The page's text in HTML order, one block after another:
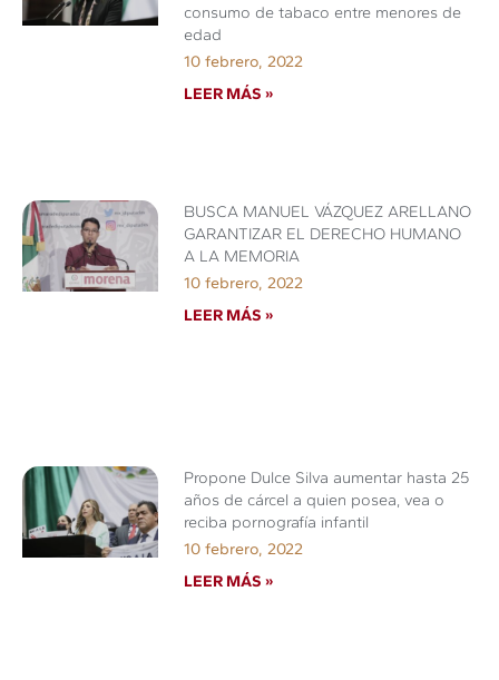
consumo de tabaco entre menores de
edad
10 febrero, 2022
LEER MÁS »
BUSCA MANUEL VÁZQUEZ ARELLANO
GARANTIZAR EL DERECHO HUMANO
A LA MEMORIA
10 febrero, 2022
LEER MÁS »
Propone Dulce Silva aumentar hasta 25
años de cárcel a quien posea, vea o
reciba pornografía infantil
10 febrero, 2022
LEER MÁS »